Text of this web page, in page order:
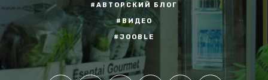
#АВТОРСКИЙ БЛОГ
#ВИДЕО
#JOOBLE